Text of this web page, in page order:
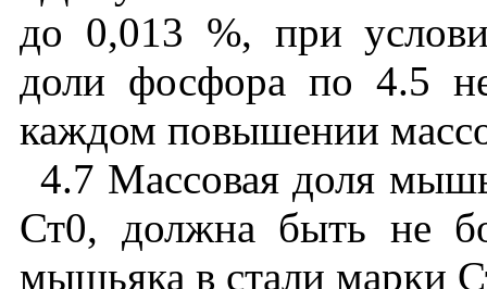
до 0,013 %, при
доли фосфора по 4.5
каждом повышении
4.7 Массовая доля
Ст0, должна быть не
мышьяка в стали марки